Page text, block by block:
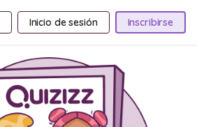
Inicio de sesión Inscribirse